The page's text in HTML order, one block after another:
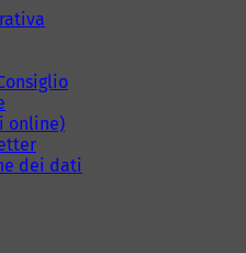
online)
dei dati